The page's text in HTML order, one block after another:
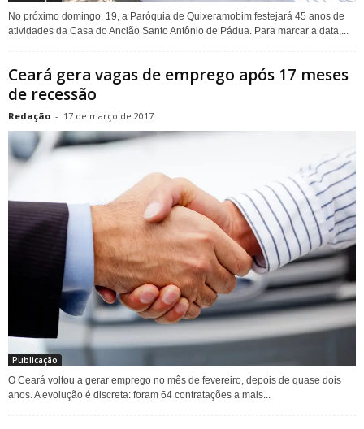
No próximo domingo, 19, a Paróquia de Quixeramobim festejará 45 anos de
atividades da Casa do Ancião Santo Antônio de Pádua. Para marcar a data,...
Ceará gera vagas de emprego após 17 meses
de recessão
Redação - 17 de março de 2017
Publicação
O Ceará voltou a gerar emprego no mês de fevereiro, depois de quase dois
anos. A evolução é discreta: foram 64 contratações a mais...